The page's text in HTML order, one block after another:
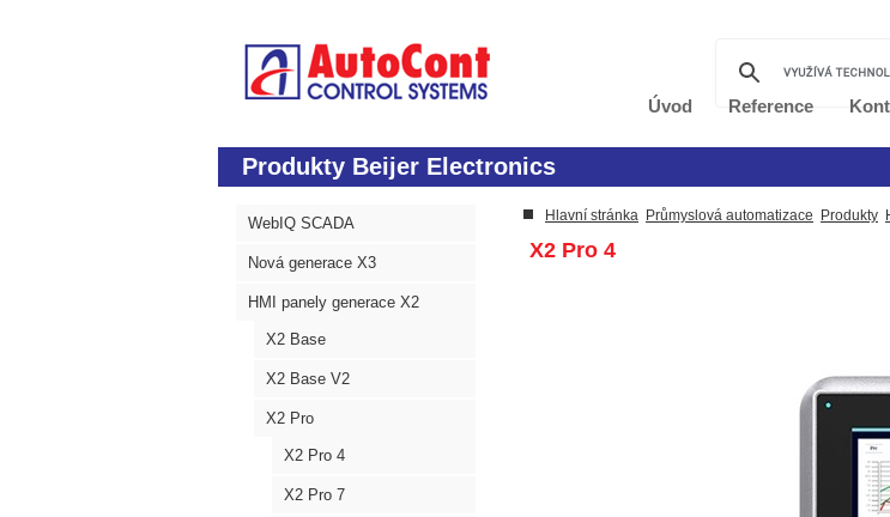
Úvod Reference
Produkty Beijer Electronics
WebIQ SCADA
Nová generace X3
HMI panely generace X2
X2 Base
X2 Base V2
X2 Pro
X2 Pro 4
X2 Pro 7
Hlavní stránka Průmyslová automatizace Produkty
X2 Pro 4